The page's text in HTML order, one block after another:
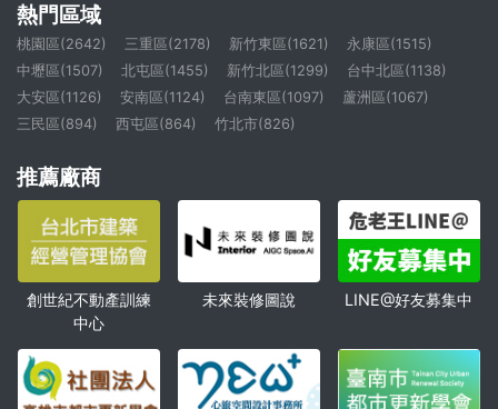
熱門區域
桃園區(2642) 三重區(2178) 新竹東區(1621)
永康區(1515)
中壢區(1507)
北屯區(1455) 新竹北區(1299)
台中北區(1138)
大安區(1126)
安南區(1124) 台南東區(1097)
蘆洲區(1067)
三民區(894)
西屯區(864) 竹北市(826)
推薦廠商
創世紀不動產訓練
中心
未來裝修圖說 LINE@好友募集中